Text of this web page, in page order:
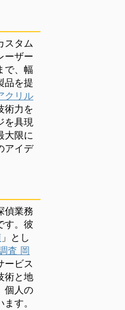
スタム
ーザー
で、幅
品を提
クリル
術力を
を具現
大限に
アイデ
偵業務
す。彼
」とし
査 岡
ービス
術と地
個人の
す。